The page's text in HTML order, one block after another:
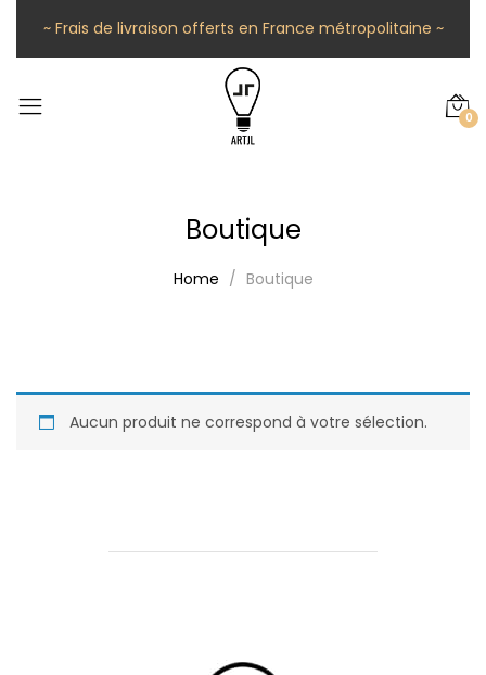
~ Frais de livraison offerts en France métropolitaine ~
0
Boutique
Home Boutique
Aucun produit ne correspond à votre sélection.